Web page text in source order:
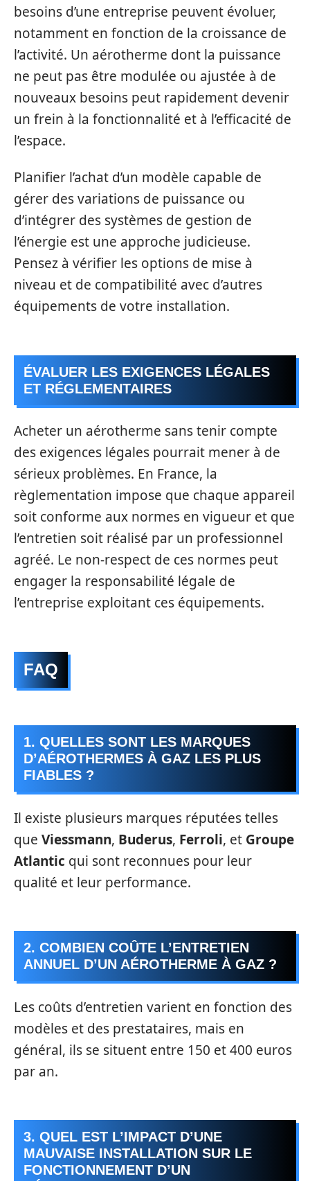
besoins d’une entreprise peuvent évoluer,
notamment en fonction de la croissance de
l’activité. Un aérotherme dont la puissance
ne peut pas être modulée ou ajustée à de
nouveaux besoins peut rapidement devenir
un frein à la fonctionnalité et à l’efficacité de
l’espace.
Planifier l’achat d’un modèle capable de
gérer des variations de puissance ou
d’intégrer des systèmes de gestion de
l’énergie est une approche judicieuse.
Pensez à vérifier les options de mise à
niveau et de compatibilité avec d’autres
équipements de votre installation.
ÉVALUER LES EXIGENCES LÉGALES
ET RÉGLEMENTAIRES
Acheter un aérotherme sans tenir compte
des exigences légales pourrait mener à de
sérieux problèmes. En France, la
règlementation impose que chaque appareil
soit conforme aux normes en vigueur et que
l’entretien soit réalisé par un professionnel
agréé. Le non-respect de ces normes peut
engager la responsabilité légale de
l’entreprise exploitant ces équipements.
FAQ
1. QUELLES SONT LES MARQUES
D’AÉROTHERMES À GAZ LES PLUS
FIABLES ?
Il existe plusieurs marques réputées telles
que Viessmann, Buderus, Ferroli, et Groupe
Atlantic qui sont reconnues pour leur
qualité et leur performance.
2. COMBIEN COÛTE L’ENTRETIEN
ANNUEL D’UN AÉROTHERME À GAZ ?
Les coûts d’entretien varient en fonction des
modèles et des prestataires, mais en
général, ils se situent entre 150 et 400 euros
par an.
3. QUEL EST L’IMPACT D’UNE
MAUVAISE INSTALLATION SUR LE
FONCTIONNEMENT D’UN